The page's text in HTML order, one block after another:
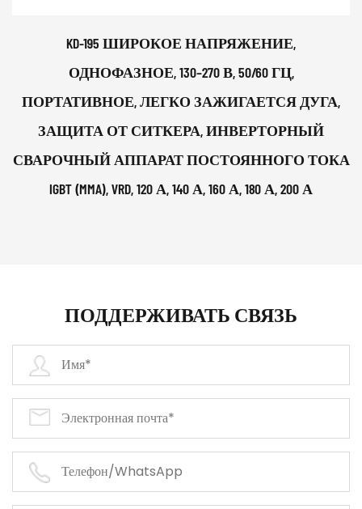
KD-195 ШИРОКОЕ НАПРЯЖЕНИЕ,
ОДНОФАЗНОЕ, 130–270 В, 50/60 ГЦ,
ПОРТАТИВНОЕ, ЛЕГКО ЗАЖИГАЕТСЯ ДУГА,
ЗАЩИТА ОТ СИТКЕРА, ИНВЕРТОРНЫЙ
СВАРОЧНЫЙ АППАРАТ ПОСТОЯННОГО ТОКА
IGBT (MMA), VRD, 120 А, 140 А, 160 А, 180 А, 200 А
ПОДДЕРЖИВАТЬ СВЯЗЬ